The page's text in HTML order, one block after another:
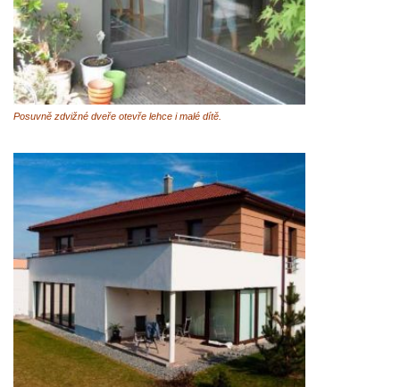
Posuvně zdvižné dveře otevře lehce i malé dítě.